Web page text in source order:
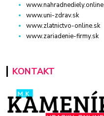
www.nahradnediely.online
www.uni-zdrav.sk
www.zlatnictvo-online.sk
www.zariadenie-firmy.sk
KONTAKT